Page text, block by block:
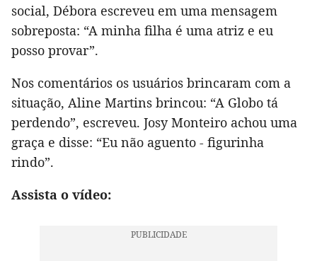
social, Débora escreveu em uma mensagem
sobreposta: “A minha filha é uma atriz e eu
posso provar”.
Nos comentários os usuários brincaram com a
situação, Aline Martins brincou: “A Globo tá
perdendo”, escreveu. Josy Monteiro achou uma
graça e disse: “Eu não aguento - figurinha
rindo”.
Assista o vídeo: